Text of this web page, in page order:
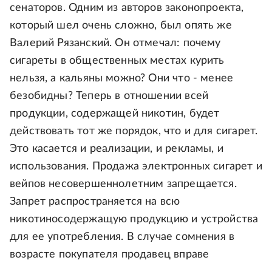
сенаторов. Одним из авторов законопроекта,
который шел очень сложно, был опять же
Валерий Рязанский. Он отмечал: почему
сигареты в общественных местах курить
нельзя, а кальяны можно? Они что - менее
безобидны? Теперь в отношении всей
продукции, содержащей никотин, будет
действовать тот же порядок, что и для сигарет.
Это касается и реализации, и рекламы, и
использования. Продажа электронных сигарет и
вейпов несовершеннолетним запрещается.
Запрет распространяется на всю
никотиносодержащую продукцию и устройства
для ее употребления. В случае сомнения в
возрасте покупателя продавец вправе